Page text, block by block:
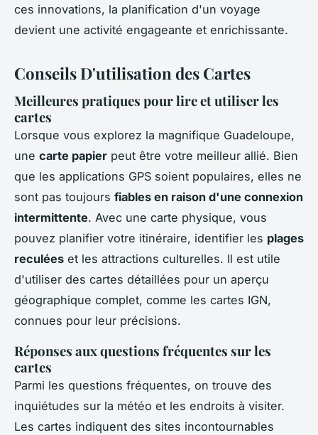
ces innovations, la planification d'un voyage
devient une activité engageante et enrichissante.
Conseils D'utilisation des Cartes
Meilleures pratiques pour lire et utiliser les
cartes
Lorsque vous explorez la magnifique Guadeloupe,
une carte papier peut être votre meilleur allié. Bien
que les applications GPS soient populaires, elles ne
sont pas toujours fiables en raison d'une connexion
intermittente. Avec une carte physique, vous
pouvez planifier votre itinéraire, identifier les plages
reculées et les attractions culturelles. Il est utile
d'utiliser des cartes détaillées pour un aperçu
géographique complet, comme les cartes IGN,
connues pour leur précisions.
Réponses aux questions fréquentes sur les
cartes
Parmi les questions fréquentes, on trouve des
inquiétudes sur la météo et les endroits à visiter.
Les cartes indiquent des sites incontournables